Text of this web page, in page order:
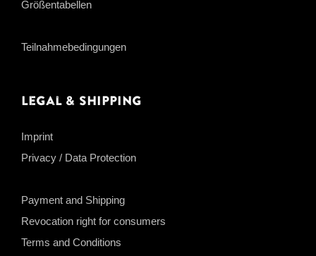
Größentabellen
Teilnahmebedingungen
Legal & Shipping
Imprint
Privacy / Data Protection
Payment and Shipping
Revocation right for consumers
Terms and Conditions